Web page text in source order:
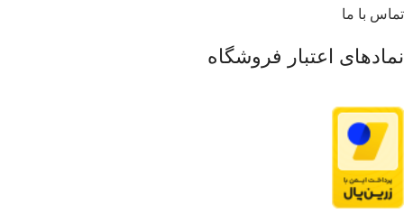
تماس با ما
نمادهای اعتبار فروشگاه